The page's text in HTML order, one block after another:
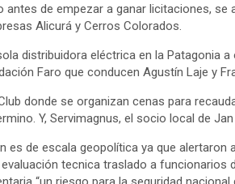
antes de empezar a ganar licitaciones,
Alicurá y Cerros Colorados.
distribuidora eléctrica en la Patagonia
Faro que conducen Agustín Laje y
donde se organizan cenas para
Y, Servimagnus, el socio local de
es de escala geopolítica ya que alertaron
tecnica traslado a